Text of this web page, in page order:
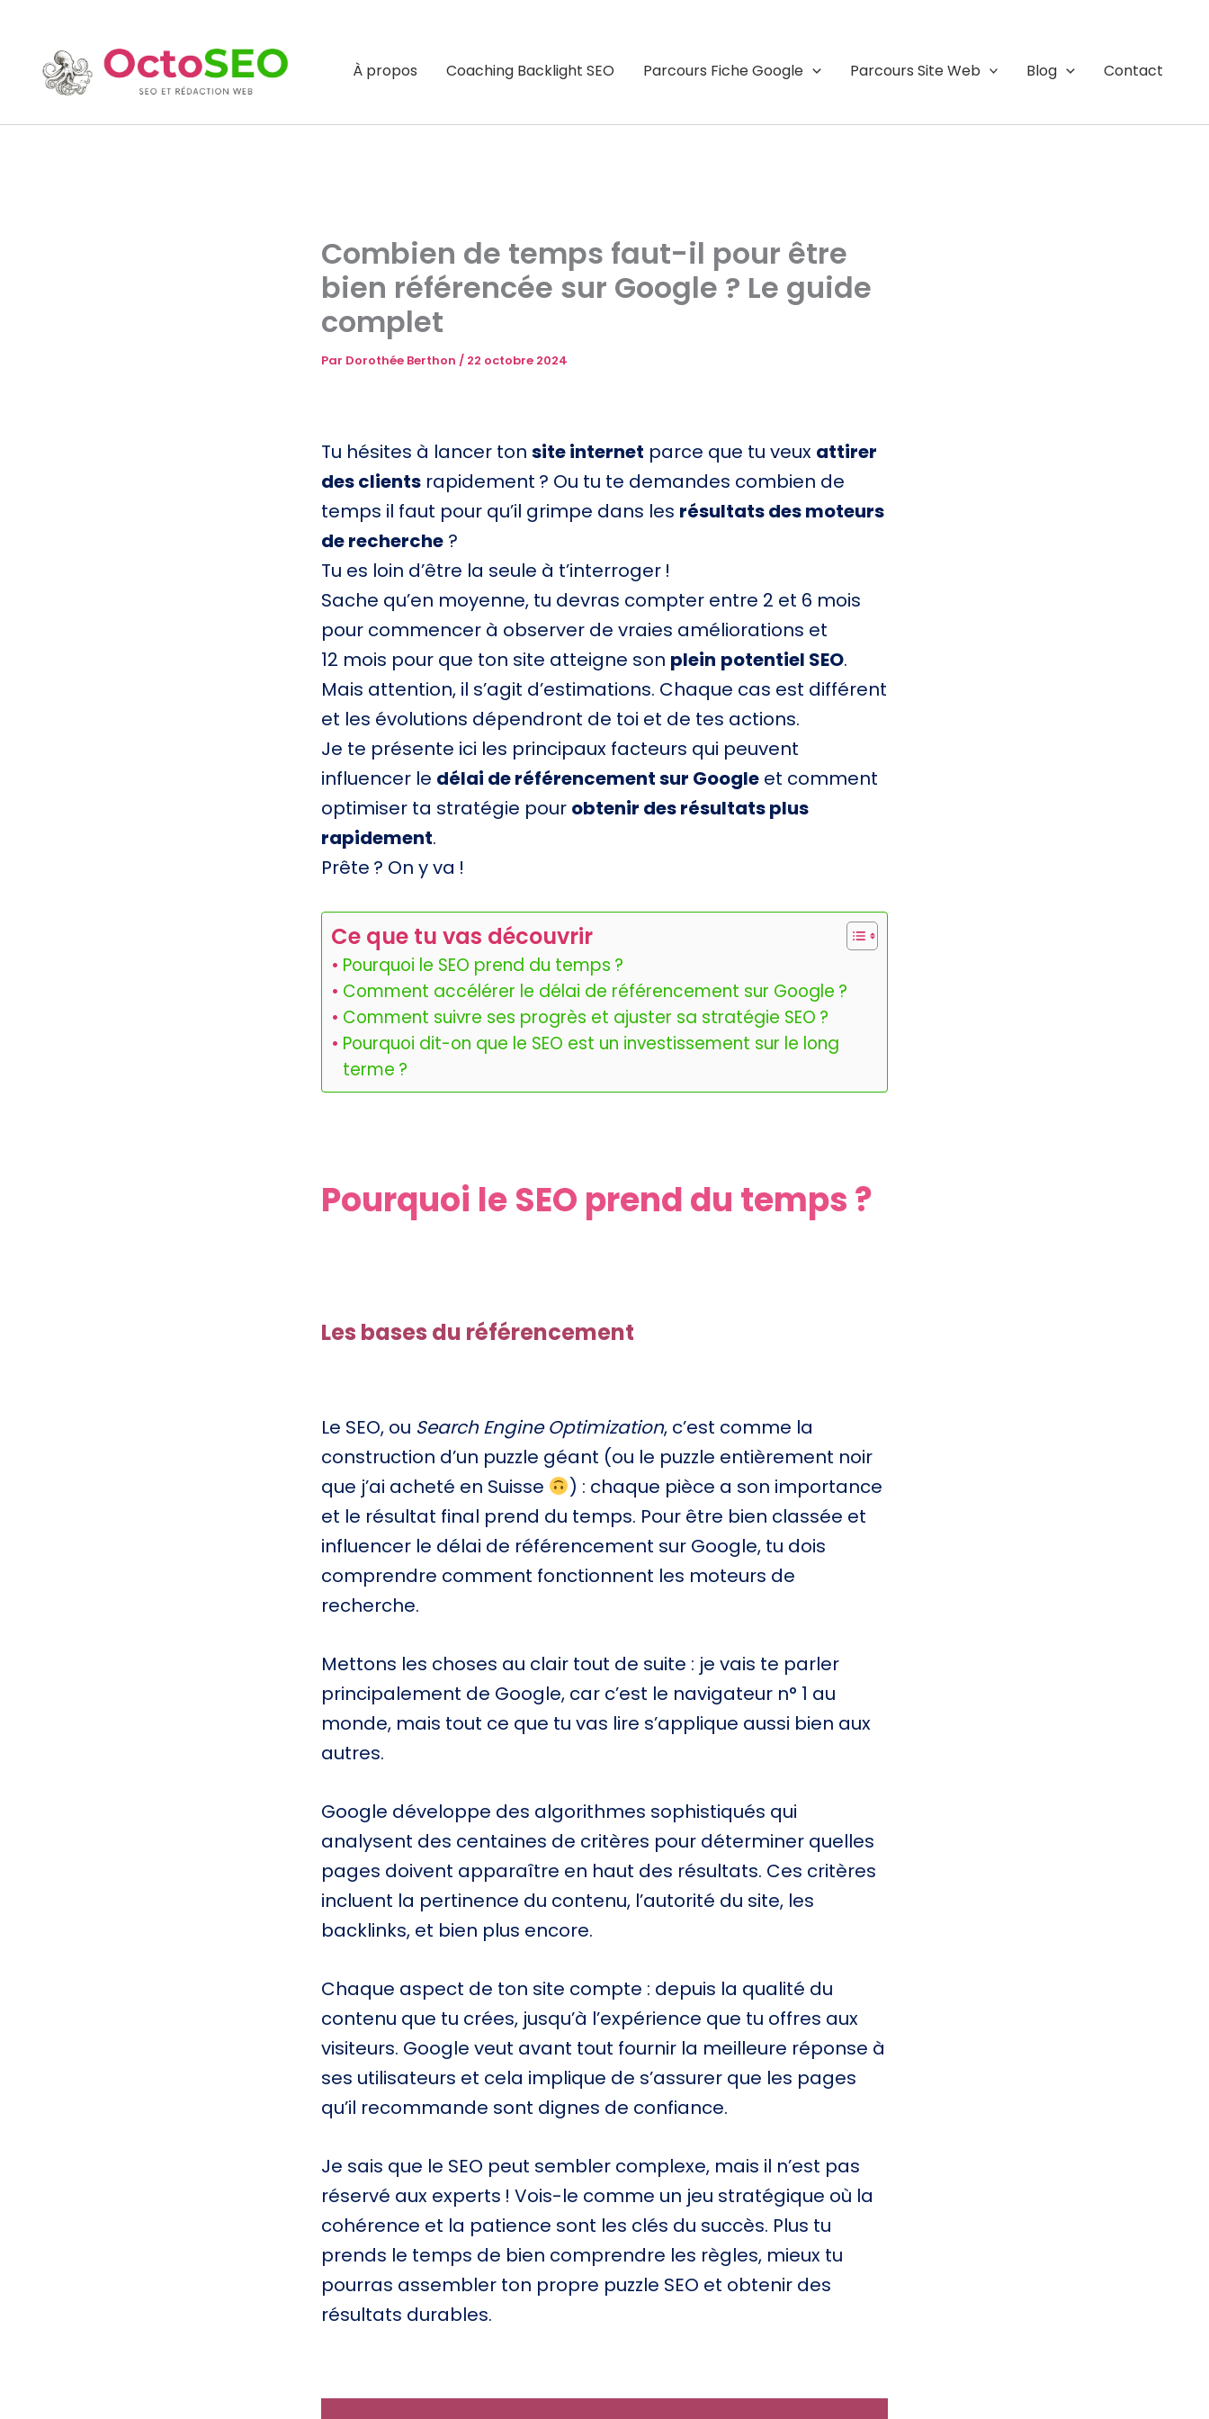
contenu
À propos Coaching Backlight SEO Parcours Fiche Google Parcours Site Web Blog Contact
Combien de temps faut-il pour être
bien référencée sur Google ? Le guide
complet
Par Dorothée Berthon / 22 octobre 2024
Tu hésites à lancer ton site internet parce que tu veux attirer
des clients rapidement ? Ou tu te demandes combien de
temps il faut pour qu’il grimpe dans les résultats des moteurs
de recherche ?
Tu es loin d’être la seule à t’interroger !
Sache qu’en moyenne, tu devras compter entre 2 et 6 mois
pour commencer à observer de vraies améliorations et
12 mois pour que ton site atteigne son plein potentiel SEO.
Mais attention, il s’agit d’estimations. Chaque cas est différent
et les évolutions dépendront de toi et de tes actions.
Je te présente ici les principaux facteurs qui peuvent
influencer le délai de référencement sur Google et comment
optimiser ta stratégie pour obtenir des résultats plus
rapidement.
Prête ? On y va !
Ce que tu vas découvrir
Pourquoi le SEO prend du temps ?
Comment accélérer le délai de référencement sur Google ?
Comment suivre ses progrès et ajuster sa stratégie SEO ?
Pourquoi dit-on que le SEO est un investissement sur le long
terme ?
Pourquoi le SEO prend du temps ?
Les bases du référencement
Le SEO, ou Search Engine Optimization, c’est comme la
construction d’un puzzle géant (ou le puzzle entièrement noir
que j’ai acheté en Suisse
) : chaque pièce a son importance
et le résultat final prend du temps. Pour être bien classée et
influencer le délai de référencement sur Google, tu dois
comprendre comment fonctionnent les moteurs de
recherche.
Mettons les choses au clair tout de suite : je vais te parler
principalement de Google, car c’est le navigateur n° 1 au
monde, mais tout ce que tu vas lire s’applique aussi bien aux
autres.
Google développe des algorithmes sophistiqués qui
analysent des centaines de critères pour déterminer quelles
pages doivent apparaître en haut des résultats. Ces critères
incluent la pertinence du contenu, l’autorité du site, les
backlinks, et bien plus encore.
Chaque aspect de ton site compte : depuis la qualité du
contenu que tu crées, jusqu’à l’expérience que tu offres aux
visiteurs. Google veut avant tout fournir la meilleure réponse à
ses utilisateurs et cela implique de s’assurer que les pages
qu’il recommande sont dignes de confiance.
Je sais que le SEO peut sembler complexe, mais il n’est pas
réservé aux experts ! Vois-le comme un jeu stratégique où la
cohérence et la patience sont les clés du succès. Plus tu
prends le temps de bien comprendre les règles, mieux tu
pourras assembler ton propre puzzle SEO et obtenir des
résultats durables.